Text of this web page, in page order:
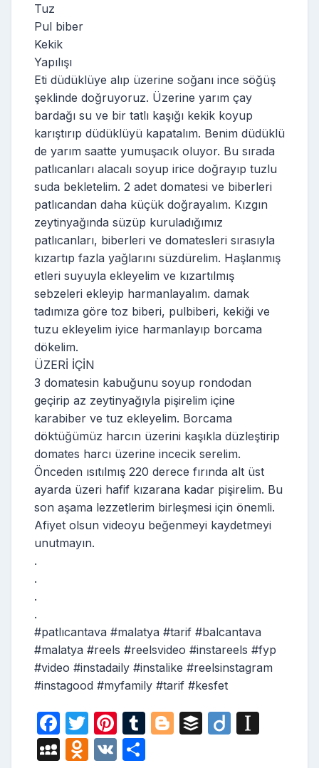
Tuz
Pul biber
Kekik
Yapılışı
Eti düdüklüye alıp üzerine soğanı ince söğüş
şeklinde doğruyoruz. Üzerine yarım çay
bardağı su ve bir tatlı kaşığı kekik koyup
karıştırıp düdüklüyü kapatalım. Benim düdüklü
de yarım saatte yumuşacık oluyor. Bu sırada
patlıcanları alacalı soyup irice doğrayıp tuzlu
suda bekletelim. 2 adet domatesi ve biberleri
patlıcandan daha küçük doğrayalım. Kızgın
zeytinyağında süzüp kuruladığımız
patlıcanları, biberleri ve domatesleri sırasıyla
kızartıp fazla yağlarını süzdürelim. Haşlanmış
etleri suyuyla ekleyelim ve kızartılmış
sebzeleri ekleyip harmanlayalım. damak
tadımıza göre toz biberi, pulbiberi, kekiği ve
tuzu ekleyelim iyice harmanlayıp borcama
dökelim.
ÜZERİ İÇİN
3 domatesin kabuğunu soyup rondodan
geçirip az zeytinyağıyla pişirelim içine
karabiber ve tuz ekleyelim. Borcama
döktüğümüz harcın üzerini kaşıkla düzleştirip
domates harcı üzerine incecik serelim.
Önceden ısıtılmış 220 derece fırında alt üst
ayarda üzeri hafif kızarana kadar pişirelim. Bu
son aşama lezzetlerim birleşmesi için önemli.
Afiyet olsun videoyu beğenmeyi kaydetmeyi
unutmayın.
.
.
.
.
#patlıcantava #malatya #tarif #balcantava
#malatya #reels #reelsvideo #instareels #fyp
#video #instadaily #instalike #reelsinstagram
#instagood #myfamily #tarif #kesfet
F
a
T
w
Pi
nt
T
Bl B
Di
M O V